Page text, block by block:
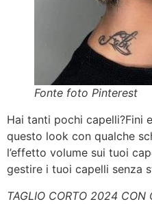
Fonte foto Pinterest
Hai tanti pochi capelli?Fini
questo look con qualche
l’effetto volume sui tuoi
gestire i tuoi capelli senza
TAGLIO CORTO 2024 CON